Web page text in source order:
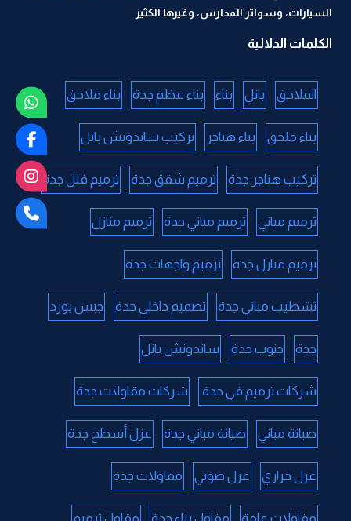
السيارات، وسواتر المدارس، وغيرها الكثير
الكلمات الدلالية
الملاحق بانل بناء بناء عظم جدة بناء ملاحق
بناء ملحق بناء هناجر تركيب ساندوتش بانل
تركيب هناجر جدة ترميم شقق جدة ترميم فلل جدة
ترميم مباني ترميم مباني جدة ترميم منازل
ترميم منازل جدة ترميم واجهات جدة
تشطيب مباني جدة تصميم داخلي جدة جبس بورد
جدة جنوب جدة ساندوتش بانل
شركات ترميم في جدة. شركات مقاولات جدة
صيانة مباني صيانة مباني جدة عزل أسطح جدة
عزل حراري عزل صوتي مقاولات جدة